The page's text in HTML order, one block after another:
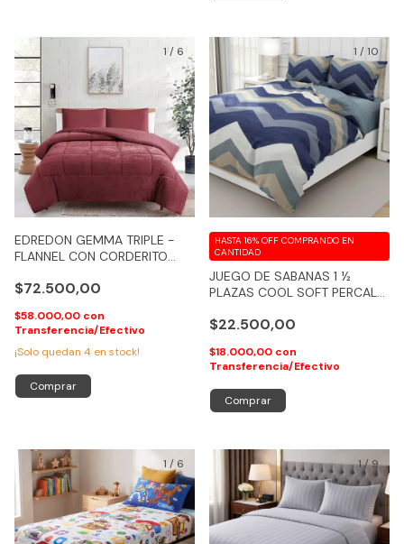
1 / 6
EDREDON GEMMA TRIPLE -
FLANNEL CON CORDERITO
(SOLO BORDO Y NATURAL)
$72.500,00
$58.000,00 con
Transferencia/Efectivo
¡Solo quedan 4 en stock!
Comprar
1 /10
JUEGO DE SABANAS 1 ½
PLAZAS COOL SOFT PERCAL
107
$22.500,00
HASTA 16% OFF COMPRANDO EN
CANTIDAD
$18.000,00 con
Transferencia/Efectivo
Comprar
1 / 6 1/9